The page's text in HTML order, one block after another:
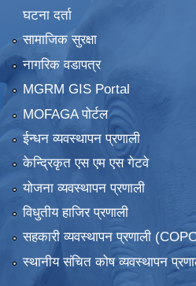
घटना दर्ता
सामाजिक सुरक्षा
नागरिक वडापत्र
MGRM GIS Portal
MOFAGA पोर्टल
ईन्धन व्यवस्थापन प्रणाली
केन्द्रिकृत एस एम एस गेटवे
योजना व्यवस्थापन प्रणाली
विधुतीय हाजिर प्रणाली
सहकारी व्यवस्थापन प्रणाली
स्थानीय संचित कोष व्यवस्थापन